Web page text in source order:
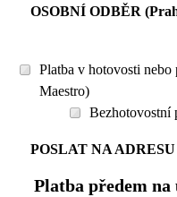
OSOBNÍ ODBĚR
Platba v hotovosti
Maestro)
Bezhotovostní
POSLAT NA ADRESU
Platba předem na